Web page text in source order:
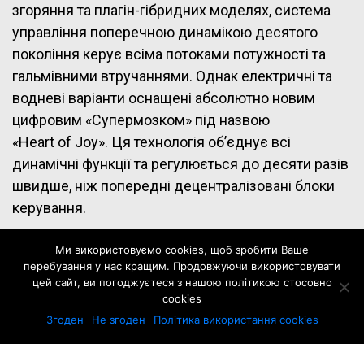
згоряння та плагін-гібридних моделях, система
управління поперечною динамікою десятого
покоління керує всіма потоками потужності та
гальмівними втручаннями. Однак електричні та
водневі варіанти оснащені абсолютно новим
цифровим «Супермозком» під назвою
«Heart of Joy». Ця технологія об’єднує всі
динамічні функції та регулюється до десяти разів
швидше, ніж попередні децентралізовані блоки
керування.
Як опції доступні двовісна пневматична підвіска
та кермування задньою віссю. У нерухомому
стані задню частину можна опустити на 40
міліметрів, щоб полегшити завантаження
Ми використовуємо cookies, щоб зробити Ваше
перебування у нас кращим. Продовжуючи використовувати
цей сайт, ви погоджуєтеся з нашою політикою стосовно
cookies
Згоден
Не згоден Політика використання cookies